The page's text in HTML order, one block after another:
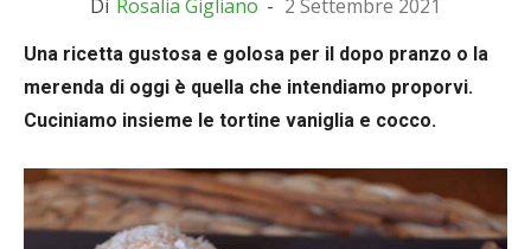
Di Rosalia Gigliano - 2 Settembre 2021
Una ricetta gustosa e golosa per il dopo pranzo o la
merenda di oggi è quella che intendiamo proporvi.
Cuciniamo insieme le tortine vaniglia e cocco.